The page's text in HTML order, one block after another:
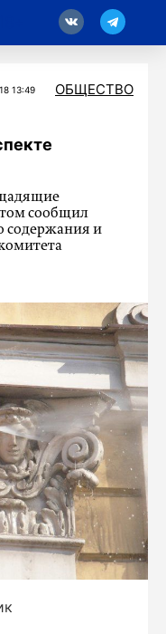
13:49 ОБЩЕСТВО
сообщил
содержания и